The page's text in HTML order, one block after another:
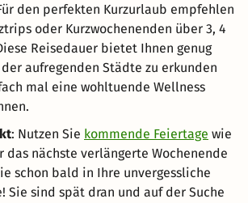
den perfekten Kurzurlaub empfehlen
oder Kurzwochenenden über 3, 4
Reisedauer bietet Ihnen genug
aufregenden Städte zu erkunden
mal eine wohltuende Wellness
: Nutzen Sie kommende Feiertage wie
das nächste verlängerte Wochenende
schon bald in Ihre unvergessliche
Sie sind spät dran und auf der Suche